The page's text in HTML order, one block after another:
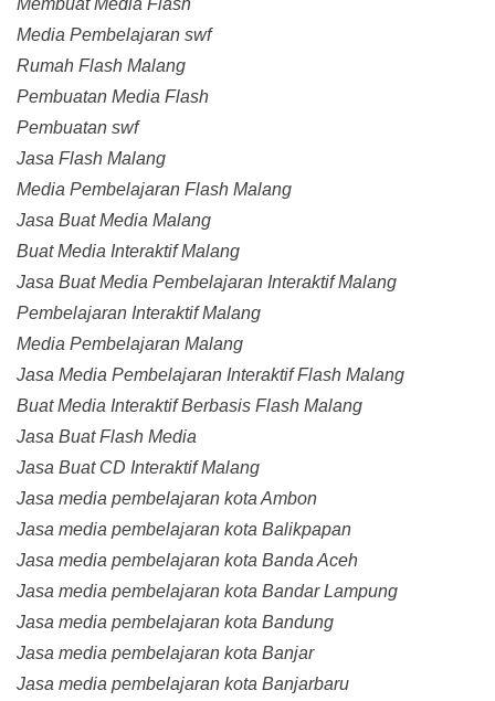
Membuat Media Flash
Media Pembelajaran swf
Rumah Flash Malang
Pembuatan Media Flash
Pembuatan swf
Jasa Flash Malang
Media Pembelajaran Flash Malang
Jasa Buat Media Malang
Buat Media Interaktif Malang
Jasa Buat Media Pembelajaran Interaktif Malang
Pembelajaran Interaktif Malang
Media Pembelajaran Malang
Jasa Media Pembelajaran Interaktif Flash Malang
Buat Media Interaktif Berbasis Flash Malang
Jasa Buat Flash Media
Jasa Buat CD Interaktif Malang
Jasa media pembelajaran kota Ambon
Jasa media pembelajaran kota Balikpapan
Jasa media pembelajaran kota Banda Aceh
Jasa media pembelajaran kota Bandar Lampung
Jasa media pembelajaran kota Bandung
Jasa media pembelajaran kota Banjar
Jasa media pembelajaran kota Banjarbaru